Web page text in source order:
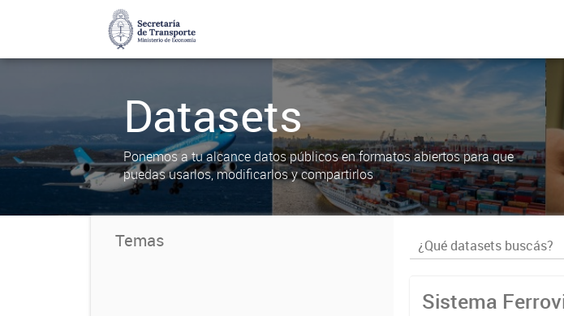
Datasets
Ponemos a tu alcance datos públicos en formatos abiertos para que
puedas usarlos, modificarlos y compartirlos
Temas
Sistema